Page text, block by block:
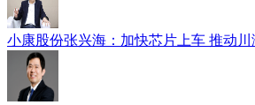
小康股份张兴海：加快芯片上车 推动